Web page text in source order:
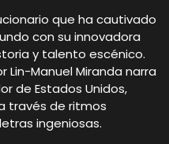
que ha cautivado
con su innovadora
y talento escénico.
Manuel Miranda narra
de Estados Unidos,
través de ritmos
ingeniosas.